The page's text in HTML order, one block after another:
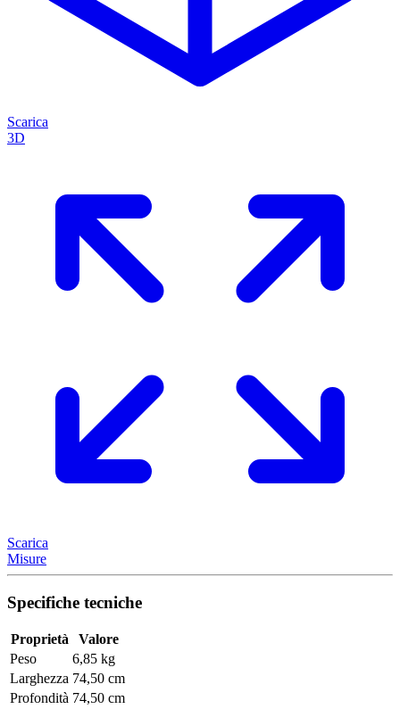
Scarica
3D
Scarica
Misure
Specifiche tecniche
Proprietà
Valore
Peso
6,85 kg
Larghezza 74,50 cm
Profondità 74,50 cm